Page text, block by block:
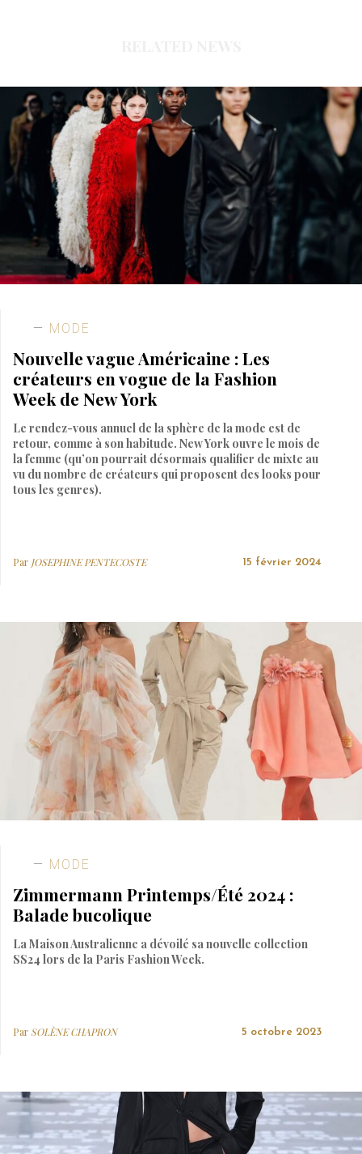
MODE
Nouvelle vague Américaine : Les
créateurs en vogue de la Fashion
Week de New York
Le rendez-vous annuel de la sphère de la mode est de
retour, comme à son habitude. New York ouvre le mois de
la femme (qu’on pourrait désormais qualifier de mixte au
vu du nombre de créateurs qui proposent des looks pour
tous les genres).
Par JOSEPHINE PENTECOSTE 15 février 2024
MODE
Zimmermann Printemps/Été 2024 :
Balade bucolique
La Maison Australienne a dévoilé sa nouvelle collection
SS24 lors de la Paris Fashion Week.
Par SOLÈNE CHAPRON 5 octobre 2023